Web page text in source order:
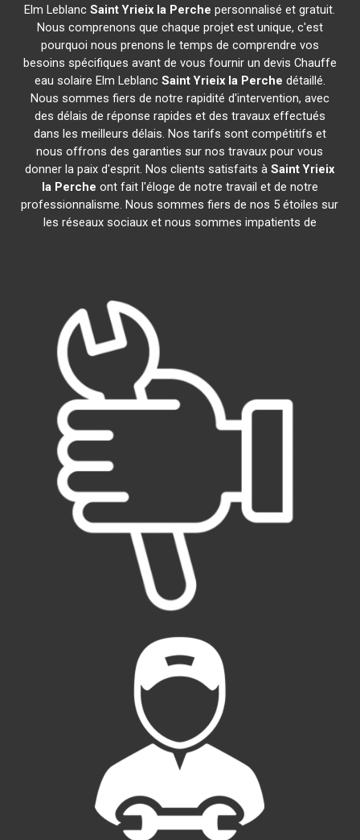
Elm LeblancSaint Yrieix la Perche personnalisé et gratuit.
Nous comprenons que chaque projet est unique, c'est
pourquoi nous prenons le temps de comprendre vos
besoins spécifiques avant de vous fournir un devis Chauffe
eau solaire Elm Leblanc Saint Yrieix la Perche détaillé.
Nous sommes fiers de notre rapidité d'intervention, avec
des délais de réponse rapides et des travaux effectués
dans les meilleurs délais. Nos tarifs sont compétitifs et
nous offrons des garanties sur nos travaux pour vous
donner la paix d'esprit. Nos clients satisfaits àSaint Yrieix
la Perche ont fait l'éloge de notre travail et de notre
professionnalisme. Nous sommes fiers de nos 5 étoiles sur
les réseaux sociaux et nous sommes impatients de